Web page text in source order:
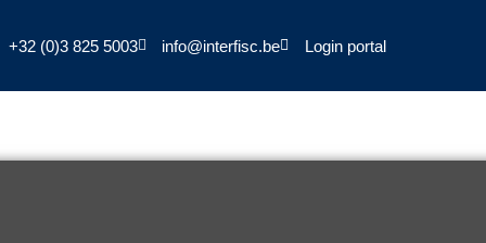
+32 (0)3 825 5003 info@interfisc.be Login portal